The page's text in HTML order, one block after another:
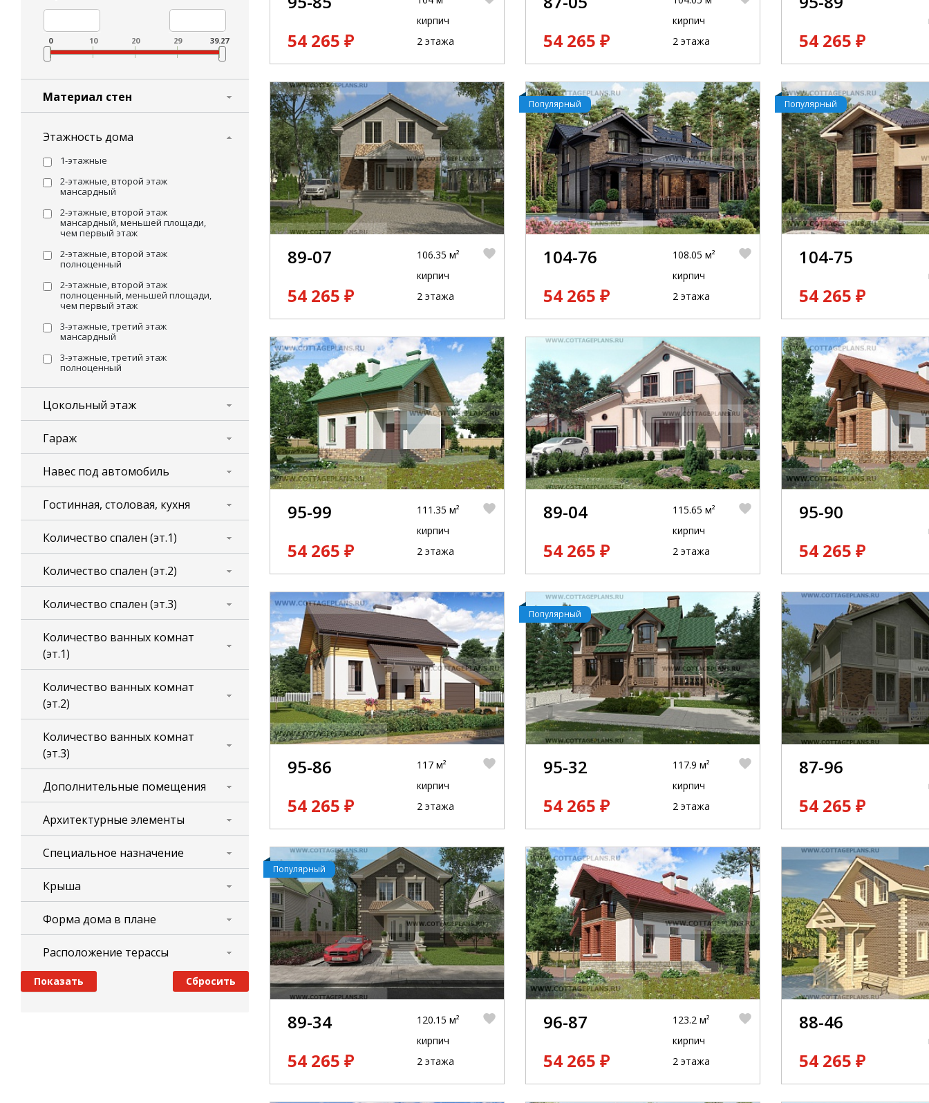
0 10 20 29 39.27
Материал стен
Этажность дома
1-этажные
2-этажные, второй этаж
мансардный
2-этажные, второй этаж
мансардный, меньшей площади,
чем первый этаж
2-этажные, второй этаж
полноценный
2-этажные, второй этаж
полноценный, меньшей площади,
чем первый этаж
3-этажные, третий этаж
мансардный
3-этажные, третий этаж
полноценный
Цокольный этаж
Гараж
Навес под автомобиль
Гостинная, столовая, кухня
Количество спален (эт.1)
Количество спален (эт.2)
Количество спален (эт.3)
Количество ванных комнат
(эт.1)
Количество ванных комнат
(эт.2)
Количество ванных комнат
(эт.3)
Дополнительные помещения
Архитектурные элементы
Специальное назначение
Крыша
Форма дома в плане
Расположение терассы
54 265 ₽
кирпич
2 этажа
54 265 ₽
кирпич
2 этажа
54 265 ₽
89-07
54 265 ₽
106.35 м²
кирпич
2 этажа
Популярный
104-76
54 265 ₽
108.05 м²
кирпич
2 этажа
Популярный
104-75
54 265 ₽
95-99
54 265 ₽
111.35 м²
кирпич
2 этажа
89-04
54 265 ₽
115.65 м²
кирпич
2 этажа
95-90
54 265 ₽
95-86
54 265 ₽
117 м²
кирпич
2 этажа
Популярный
95-32
54 265 ₽
117.9 м²
кирпич
2 этажа
87-96
54 265 ₽
Популярный
89-34
54 265 ₽
120.15 м²
кирпич
2 этажа
96-87
54 265 ₽
123.2 м²
кирпич
2 этажа
88-46
54 265 ₽